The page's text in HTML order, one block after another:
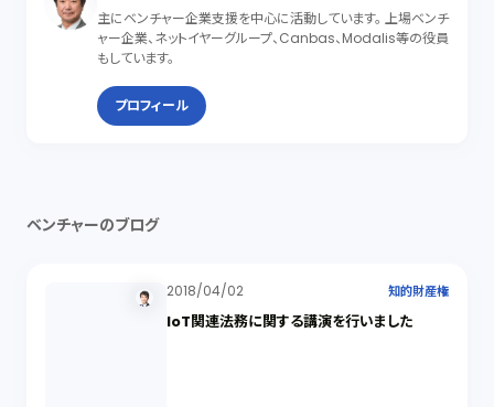
主にベンチャー企業支援を中心に活動しています。 上場ベンチ
ャー企業、ネットイヤーグループ、Canbas、Modalis等の役員
もしています。
プロフィール
ベンチャーのブログ
2018/04/02 知的財産権
IoT関連法務に関する講演を行いました